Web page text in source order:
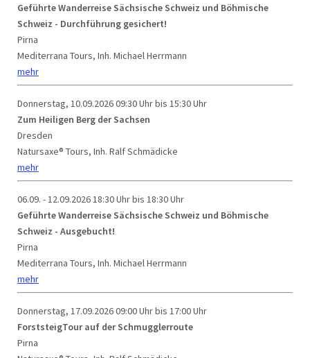
Geführte Wanderreise Sächsische Schweiz und Böhmische
Schweiz - Durchführung gesichert!
Pirna
Mediterrana Tours, Inh. Michael Herrmann
mehr
Donnerstag, 10.09.202609:30 Uhr bis 15:30 Uhr
Zum Heiligen Berg der Sachsen
Dresden
Natursaxe® Tours, Inh. Ralf Schmädicke
mehr
06.09. - 12.09.202618:30 Uhr bis 18:30 Uhr
Geführte Wanderreise Sächsische Schweiz und Böhmische
Schweiz - Ausgebucht!
Pirna
Mediterrana Tours, Inh. Michael Herrmann
mehr
Donnerstag, 17.09.202609:00 Uhr bis 17:00 Uhr
ForststeigTour auf der Schmugglerroute
Pirna